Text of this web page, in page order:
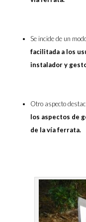
Se incide de un
facilitada a los
instalador y
Otro aspecto
los aspectos de
de la vía ferrata.